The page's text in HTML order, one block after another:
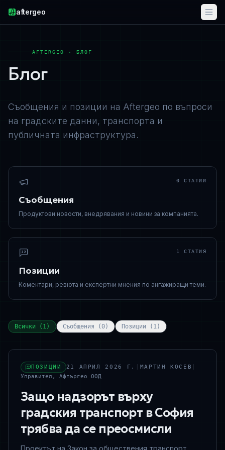
aftergeo
AFTERGEO · БЛОГ
Блог
Съобщения и позиции на Aftergeo по въпроси
на градските данни, транспорта и
публичната инфраструктура.
0 СТАТИИ
Съобщения
Продуктови новости, внедрявания и новини за компанията.
1 СТАТИЯ
Позиции
Коментари, ревюта и експертни мнения по ангажиращи теми.
Всички ( 1) Съобщения (0) Позиции ( 1)
ПОЗИЦИИ 21 АПРИЛ 2026 Г. МАРТИН КОСЕВ
Управител, Афтъргео ООД
Защо надзорът върху
градския транспорт в София
трябва да се преосмисли
Проектът на Закон за обществения транспорт